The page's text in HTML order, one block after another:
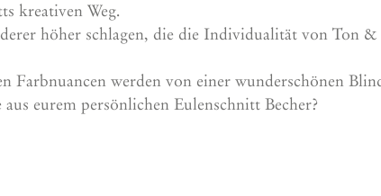
kreativen Weg.
höher schlagen, die die Individualität von Ton
Farbnuancen werden von einer wunderschönen
eurem persönlichen Eulenschnitt Becher?